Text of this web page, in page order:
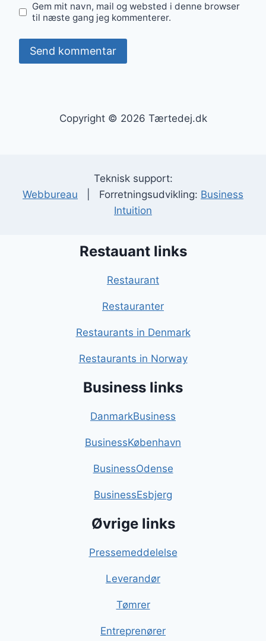
Gem mit navn, mail og websted i denne browser
til næste gang jeg kommenterer.
Copyright © 2026 Tærtedej.dk
Teknisk support:
Webbureau | Forretningsudvikling: Business
Intuition
Restauant links
Restaurant
Restauranter
Restaurants in Denmark
Restaurants in Norway
Business links
DanmarkBusiness
BusinessKøbenhavn
BusinessOdense
BusinessEsbjerg
Øvrige links
Pressemeddelelse
Leverandør
Tømrer
Entreprenører